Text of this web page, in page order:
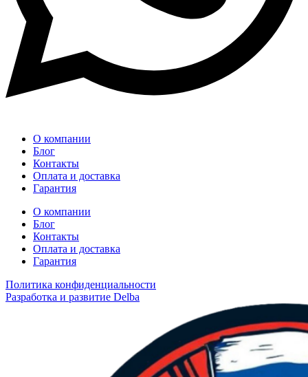
О компании
Блог
Контакты
Оплата и доставка
Гарантия
О компании
Блог
Контакты
Оплата и доставка
Гарантия
Политика конфиденциальности
Разработка и развитие Delba